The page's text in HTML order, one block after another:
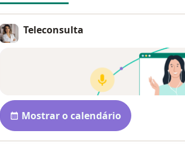
Teleconsulta
Disponibilidade
Mostrar o calendário